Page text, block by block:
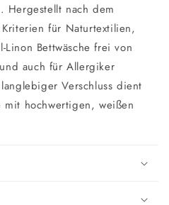
Hergestellt nach dem
für Naturtextilien,
Bettwäsche frei von
auch für Allergiker
Verschluss dient
hochwertigen, weißen